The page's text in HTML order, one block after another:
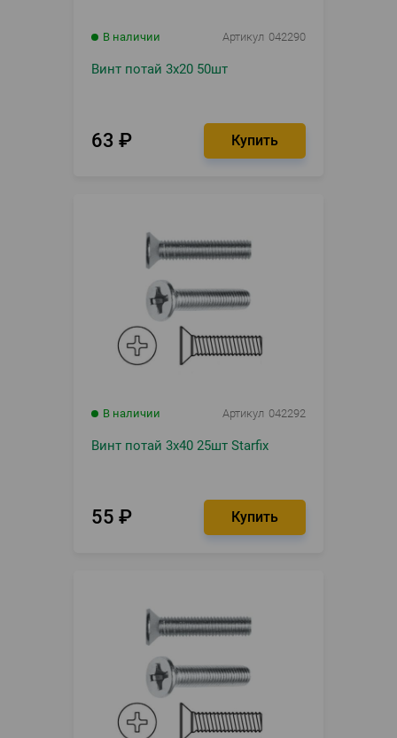
В наличии Артикул 042290
Винт потай 3х20 50шт
63 ₽
В наличии Артикул 042292
Винт потай 3х40 25шт Starfix
55 ₽